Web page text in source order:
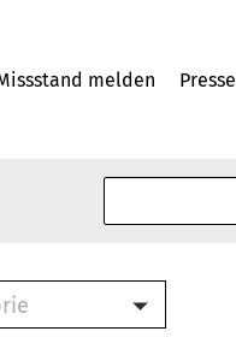
melden Presse